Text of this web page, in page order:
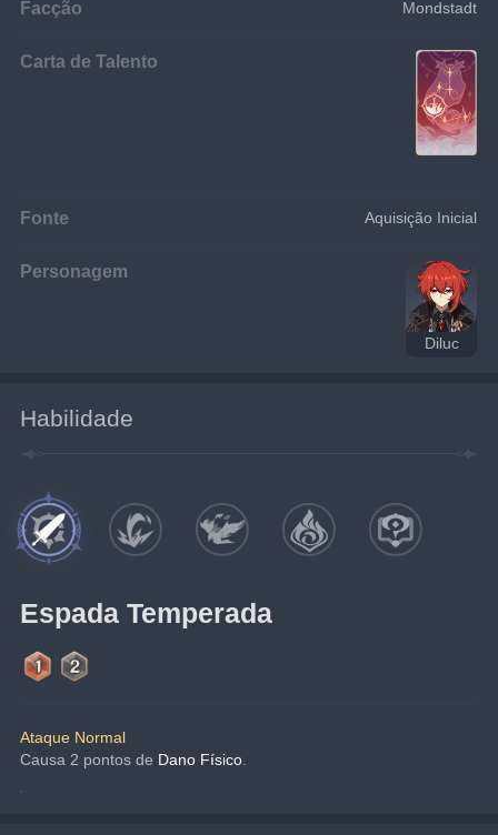
Facção Mondstadt
Carta de Talento
Fonte Aquisição Inicial
Personagem
Diluc
Habilidade
Espada Temperada
Ataque Normal
Causa 2 pontos de Dano Físico